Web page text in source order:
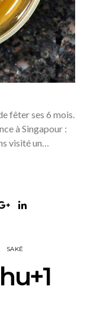
fêter ses 6 mois.
à Singapour :
visité un…
SAKÉ